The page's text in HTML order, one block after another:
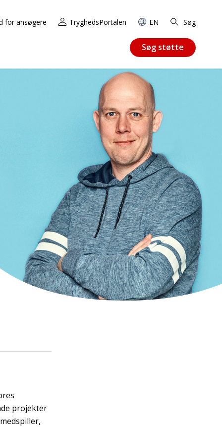
for ansøgere TryghedsPortalen EN Søg
Søg støtte
projekter